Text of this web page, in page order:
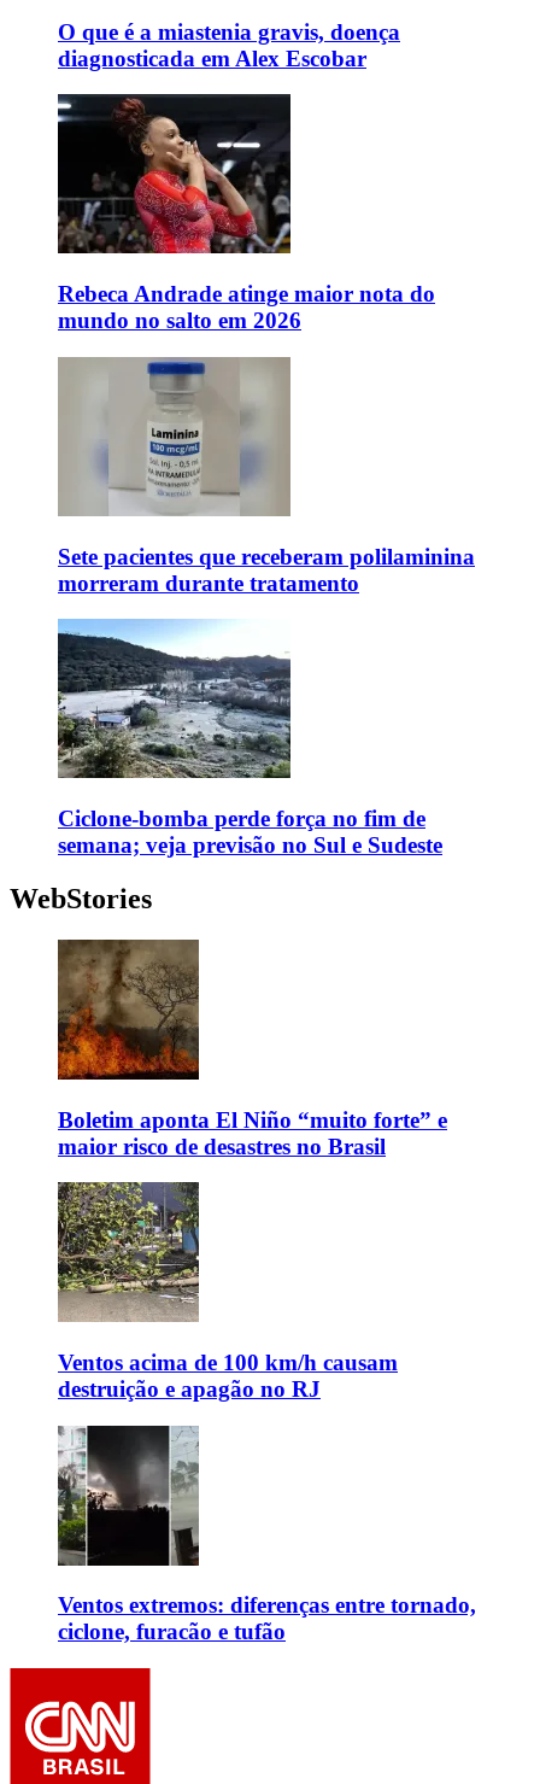
O que é a miastenia gravis, doença
diagnosticada em Alex Escobar
Rebeca Andrade atinge maior nota do
mundo no salto em 2026
Sete pacientes que receberam polilaminina
morreram durante tratamento
Ciclone-bomba perde força no fim de
semana; veja previsão no Sul e Sudeste
WebStories
Boletim aponta El Niño “muito forte” e
maior risco de desastres no Brasil
Ventos acima de 100 km/h causam
destruição e apagão no RJ
Ventos extremos: diferenças entre tornado,
ciclone, furacão e tufão